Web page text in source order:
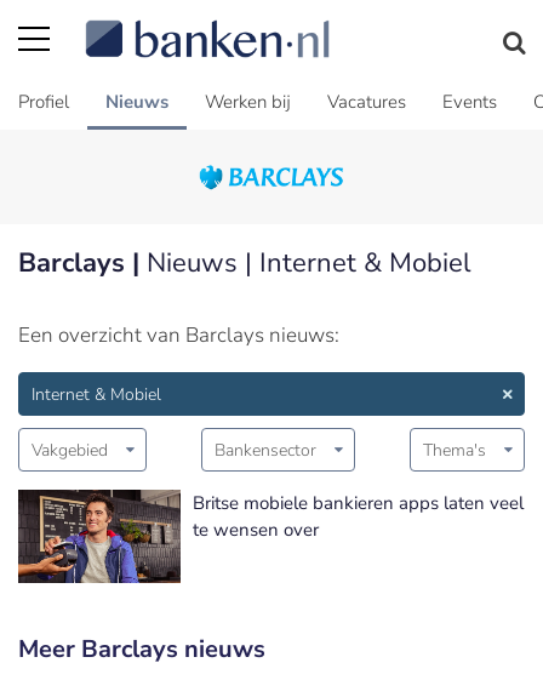
Profiel Nieuws Werken bij Vacatures Events
Barclays | Nieuws | Internet & Mobiel
Een overzicht van Barclays nieuws:
Internet & Mobiel
Vakgebied Bankensector Thema's
Britse mobiele bankieren apps laten veel
te wensen over
Meer Barclays nieuws